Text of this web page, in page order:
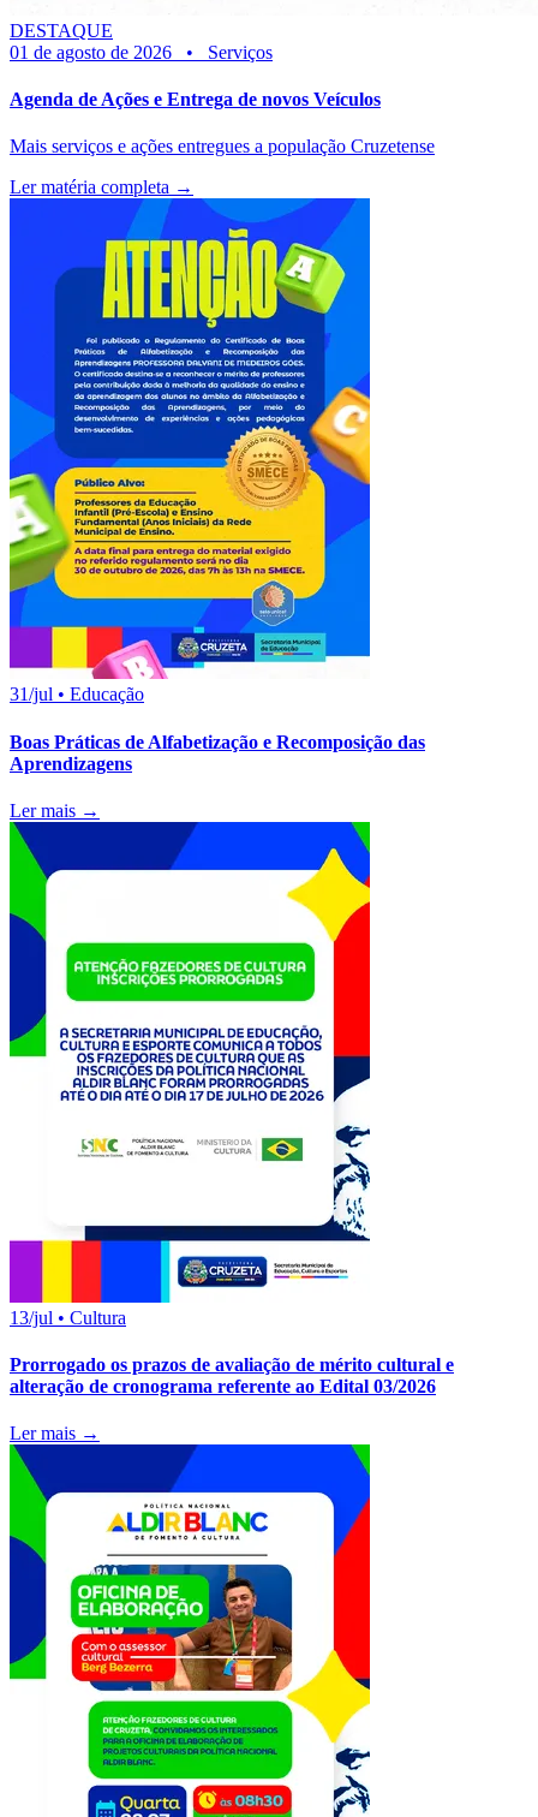
DESTAQUE
01 de agosto de 2026 • Serviços
Agenda de Ações e Entrega de novos Veículos
Mais serviços e ações entregues a população Cruzetense
Ler matéria completa →
31/jul • Educação
Boas Práticas de Alfabetização e Recomposição das
Aprendizagens
Ler mais →
13/jul • Cultura
Prorrogado os prazos de avaliação de mérito cultural e
alteração de cronograma referente ao Edital 03/2026
Ler mais →